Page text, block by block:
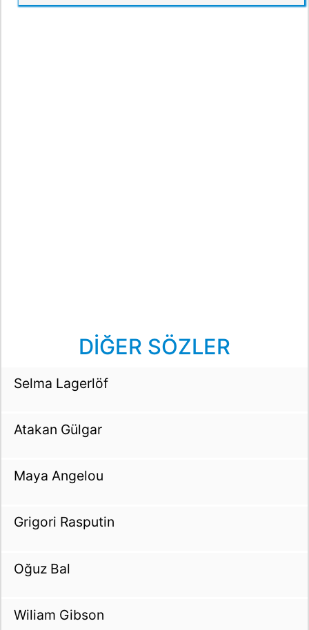
DİĞER SÖZLER
Selma Lagerlöf
Atakan Gülgar
Maya Angelou
Grigori Rasputin
Oğuz Bal
Wiliam Gibson